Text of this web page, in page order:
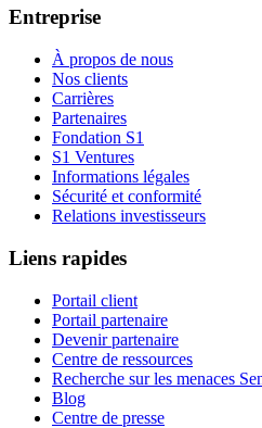
Entreprise
À propos de nous
Nos clients
Carrières
Partenaires
Fondation S1
S1 Ventures
Informations légales
Sécurité et conformité
Relations investisseurs
Liens rapides
Portail client
Portail partenaire
Devenir partenaire
Centre de ressources
Recherche sur les menaces
Blog
Centre de presse